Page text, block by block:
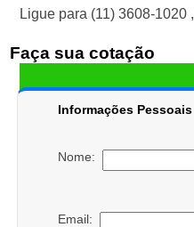
Ligue para (11) 3608-1020 ,
Faça sua cotação
Informações Pessoais
Nome:
Email: